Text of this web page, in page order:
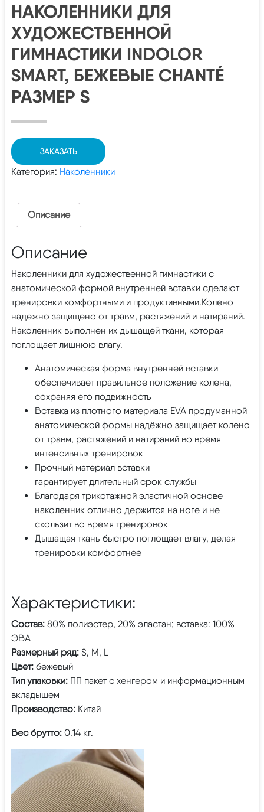
НАКОЛЕННИКИ ДЛЯ
ХУДОЖЕСТВЕННОЙ
ГИМНАСТИКИ INDOLOR
SMART, БЕЖЕВЫЕ CHANTÉ
РАЗМЕР S
ЗАКАЗАТЬ
Категория: Наколенники
Описание
Описание
Наколенники для художественной гимнастики с
анатомической формой внутренней вставки сделают
тренировки комфортными и продуктивными.Колено
надежно защищено от травм, растяжений и натираний.
Наколенник выполнен их дышащей ткани, которая
поглощает лишнюю влагу.
Анатомическая форма внутренней вставки
обеспечивает правильное положение колена,
сохраняя его подвижность
Вставка из плотного материала EVA продуманной
анатомической формы надёжно защищает колено
от травм, растяжений и натираний во время
интенсивных тренировок
Прочный материал вставки
гарантирует длительный срок службы
Благодаря трикотажной эластичной основе
наколенник отлично держится на ноге и не
скользит во время тренировок
Дышащая ткань быстро поглощает влагу, делая
тренировки комфортнее
Характеристики:
Состав: 80% полиэстер, 20% эластан; вставка: 100%
ЭВА
Размерный ряд: S, M, L
Цвет: бежевый
Тип упаковки: ПП пакет с хенгером и информационным
вкладышем
Производство: Китай
Вес брутто: 0.14 кг.